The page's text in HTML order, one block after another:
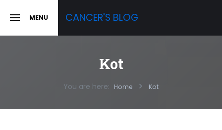
SLIDE MENU CANCER'S BLOG
Kot
You are here: Home Kot